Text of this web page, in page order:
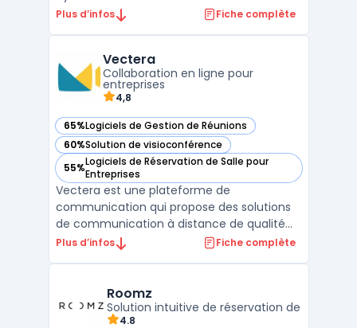
espaces de bureaux. Grâce à ses
présences et la gestion des règles d’équipe,
m-work s’in ...
Plus d’infos Fiche complète
Vectera
Collaboration en ligne pour
entreprises
4,8
65%Logiciels de Gestion de Réunions
— voir Vectera dans cette catégorie
60%Solution de visioconférence
— voir Vectera dans cette catégorie
55%Logiciels de Réservation de Salle pour
Entreprises
— voir Vectera dans cette catégorie
Vectera est une plateforme de
communication qui propose des solutions
de communication à distance de qualité
professionnelle. Elle permet de tenir des
et même endroit. Qu'il s'agisse de
communiquer avec des collègues, d ...
Plus d’infos Fiche complète
Roomz
Solution intuitive de réservation de
4.8